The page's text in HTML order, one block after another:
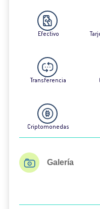
Efectivo
Transferencia
Criptomonedas
Galería